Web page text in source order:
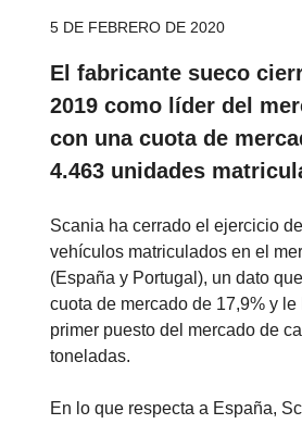
5 DE FEBRERO DE 2020
El fabricante sueco
2019 como líder del
con una cuota de
4.463 unidades
Scania ha cerrado el ejercicio
vehículos matriculados en el
(España y Portugal), un dato
cuota de mercado de 17,9% y le
primer puesto del mercado de
toneladas.
En lo que respecta a España,